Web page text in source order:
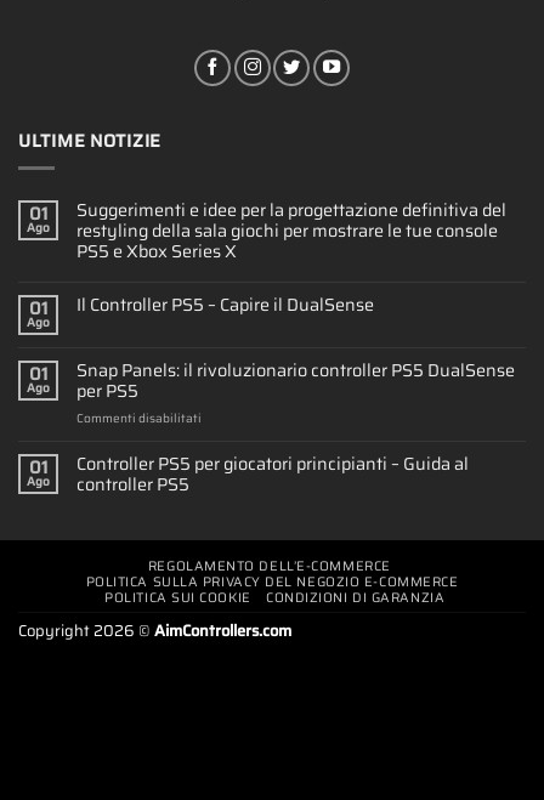
ULTIME NOTIZIE
01
Ago
Suggerimenti e idee per la progettazione definitiva del
restyling della sala giochi per mostrare le tue console
PS5 e Xbox Series X
01
Ago
Il Controller PS5 – Capire il DualSense
01
Ago
Snap Panels: il rivoluzionario controller PS5 DualSense
per PS5
Commenti disabilitati
Panels:
il
per
PS5
01
Ago
Controller PS5 per giocatori principianti – Guida al
controller PS5
REGOLAMENTO DELL’E-COMMERCE
POLITICA SULLA PRIVACY DEL NEGOZIO E-COMMERCE
POLITICA SUI COOKIE CONDIZIONI DI GARANZIA
Copyright 2026 ©AimControllers.com